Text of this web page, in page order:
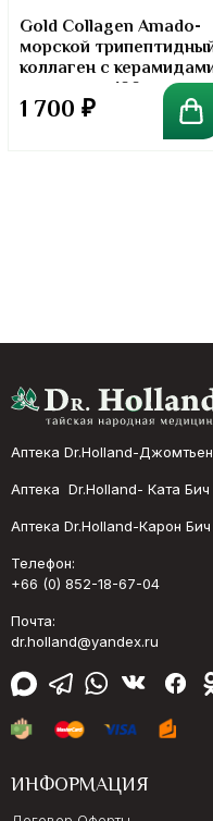
Gold Collagen Amado-
морской
коллаген с
в порошке. 100 грамм
1 700 ₽
Аптека Dr.Holland-
Аптека Dr.Holland- Ката Бич
Аптека Dr.Holland-Карон
Телефон:
+66 (0) 852-18-67-04
Почта:
dr.holland@yandex.ru
ИНФОРМАЦИЯ